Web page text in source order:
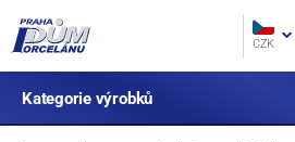
CZK
Kategorie výrobků